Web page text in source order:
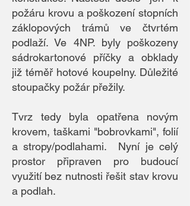
požáru krovu a poškození stopních
záklopových trámů ve čtvrtém
podlaží. Ve 4NP. byly poškozeny
sádrokartonové příčky a obklady
již téměř hotové koupelny. Důležité
stoupačky požár přežily.
Tvrz tedy byla opatřena novým
krovem, taškami "bobrovkami", folií
a stropy/podlahami. Nyní je celý
prostor připraven pro budoucí
využití bez nutnosti řešit stav krovu
a podlah.